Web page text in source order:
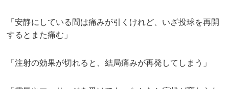
「安静にしている間は痛みが引くけれど、いざ投球を再開
するとまた痛む」
「注射の効果が切れると、結局痛みが再発してしまう」